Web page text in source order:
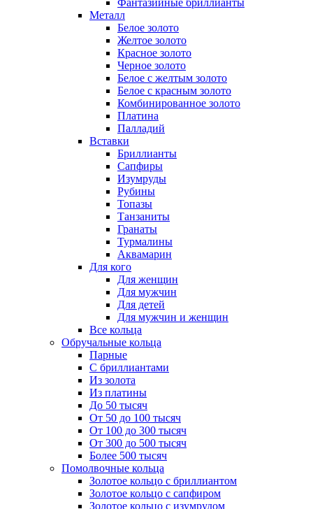
Фантазийные бриллианты
Металл
Белое золото
Желтое золото
Красное золото
Черное золото
Белое с желтым золото
Белое с красным золото
Комбинированное золото
Платина
Палладий
Вставки
Бриллианты
Сапфиры
Изумруды
Рубины
Топазы
Танзаниты
Гранаты
Турмалины
Аквамарин
Для кого
Для женщин
Для мужчин
Для детей
Для мужчин и женщин
Все кольца
Обручальные кольца
Парные
С бриллиантами
Из золота
Из платины
До 50 тысяч
От 50 до 100 тысяч
От 100 до 300 тысяч
От 300 до 500 тысяч
Более 500 тысяч
Помолвочные кольца
Золотое кольцо с бриллиантом
Золотое кольцо с сапфиром
Золотое кольцо с изумрудом